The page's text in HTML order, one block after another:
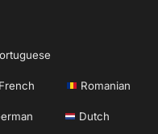
French Romanian
Dutch